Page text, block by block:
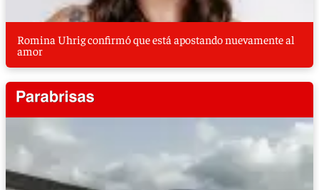
Romina Uhrig confirmó que está apostando nuevamente al
amor